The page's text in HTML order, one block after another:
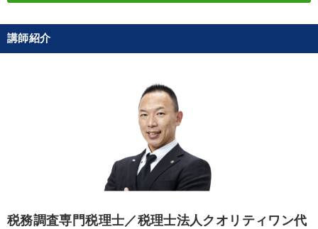
講師紹介
税務調査専門税理士／税理士法人クオリティワン代